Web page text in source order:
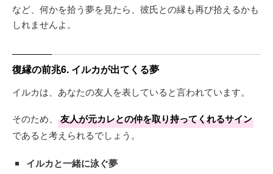
など、何かを拾う夢を見たら、彼氏との縁も再び拾えるかも
しれませんよ。
復縁の前兆6. イルカが出てくる夢
イルカは、あなたの友人を表していると言われています。
そのため、 友人が元カレとの仲を取り持ってくれるサイン
であると考えられるでしょう。
イルカと一緒に泳ぐ夢